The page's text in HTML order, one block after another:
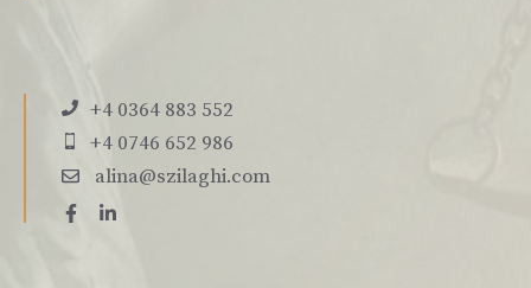
+4 0364 883 552
+4 0746 652 986
alina@szilaghi.com